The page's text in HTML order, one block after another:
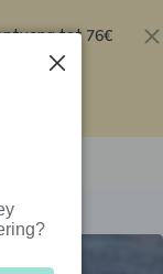
tot 76€